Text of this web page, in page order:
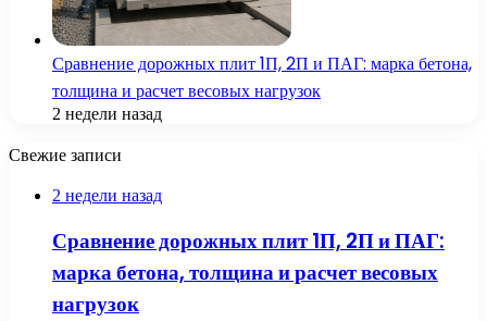
Сравнение дорожных плит 1П, 2П и ПАГ: марка бетона,
толщина и расчет весовых нагрузок
2 недели назад
Свежие записи
2 недели назад
Сравнение дорожных плит 1П, 2П и ПАГ:
марка бетона, толщина и расчет весовых
нагрузок